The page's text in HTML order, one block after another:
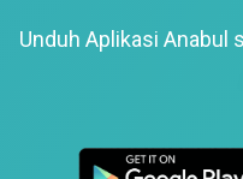
Unduh Aplikasi Anabul